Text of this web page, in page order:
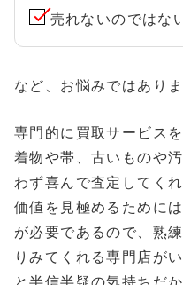
売れないのではな
など、お悩みではあり
専門的に買取サービス
着物や帯、古いものや
わず喜んで査定してく
価値を見極めるために
が必要であるので、熟
りみてくれる専門店が